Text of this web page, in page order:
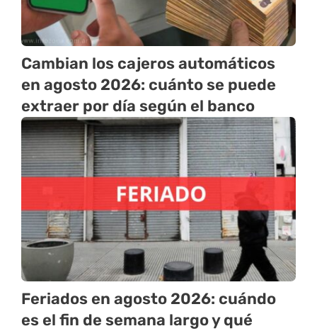
Cambian los cajeros automáticos
en agosto 2026: cuánto se puede
extraer por día según el banco
Feriados en agosto 2026: cuándo
es el fin de semana largo y qué